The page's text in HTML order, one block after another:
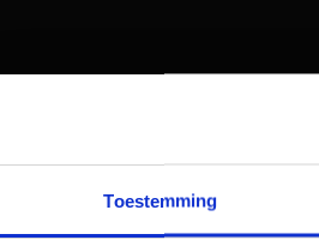
Toestemming